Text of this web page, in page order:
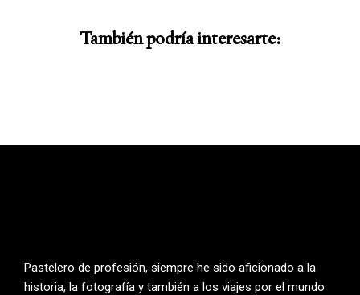
También podría interesarte:
Pastelero de profesión, siempre he sido aficionado a la
historia, la fotografía y también a los viajes por el mundo